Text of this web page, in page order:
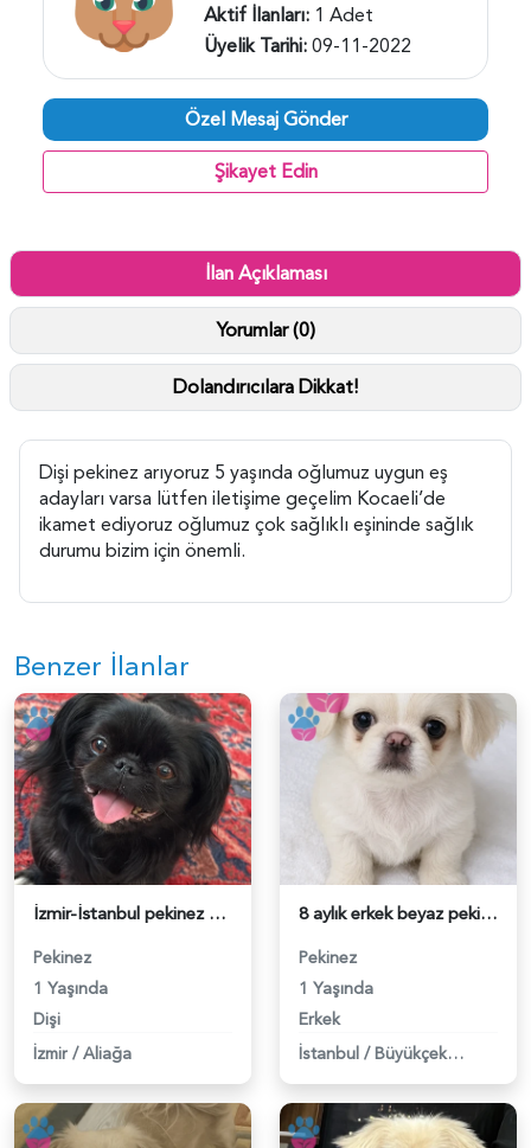
Aktif İlanları: 1 Adet
Üyelik Tarihi:09-11-2022
Özel Mesaj Gönder
Şikayet Edin
İlan Açıklaması
Yorumlar (0)
Dolandırıcılara Dikkat!
Dişi pekinez arıyoruz 5 yaşında oğlumuz uygun eş
adayları varsa lütfen iletişime geçelim Kocaeli’de
ikamet ediyoruz oğlumuz çok sağlıklı eşininde sağlık
durumu bizim için önemli.
Benzer İlanlar
İzmir-İstanbul pekinez eş arıyoruz - 118984675
Pekinez
1 Yaşında
Dişi
İzmir / Aliağa
8 aylık erkek beyaz pekingese oğluma eş arıyorum - 118984574
Pekinez
1 Yaşında
Erkek
İstanbul / Büyükçekmece